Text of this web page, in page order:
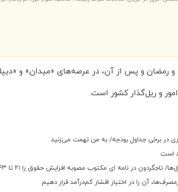
و ریل‌گذار کشور است.
در برخی جداول بودجه/ به من تهمت می‌زنید
در نامه ای مکتوب مصوبه افزایش حقوق را ۲۱ تا ۴۳ درصد اعلام کرد
آن را در اختیار اقشار کم‌درآمد قرار دهیم